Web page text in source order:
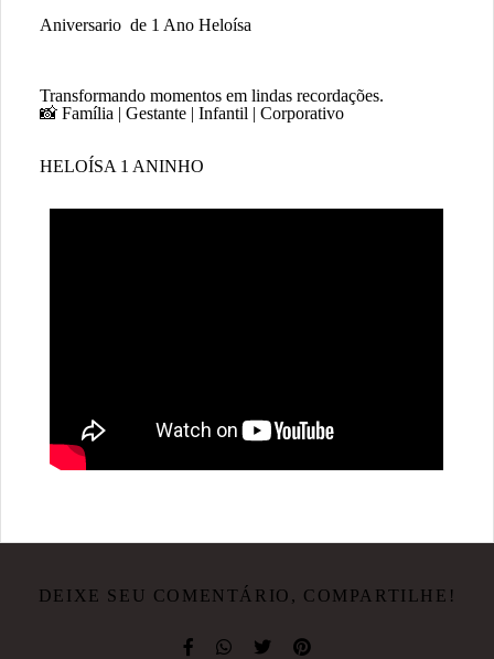
Aniversario de 1 Ano Heloísa
Transformando momentos em lindas recordações.
📸 Família | Gestante | Infantil | Corporativo
HELOÍSA 1 ANINHO
DEIXE SEU COMENTÁRIO, COMPARTILHE!